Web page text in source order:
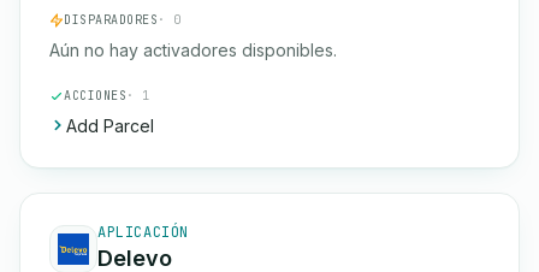
DISPARADORES · 0
Aún no hay activadores disponibles.
ACCIONES · 1
Add Parcel
APLICACIÓN
Delevo